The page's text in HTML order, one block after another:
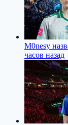
M0nesy
часов назад